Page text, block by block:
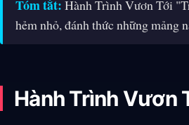
Tóm tắt: Hành Trình Vươn Tới
hẻm nhỏ, đánh thức những mảng
Hành Trình Vươn